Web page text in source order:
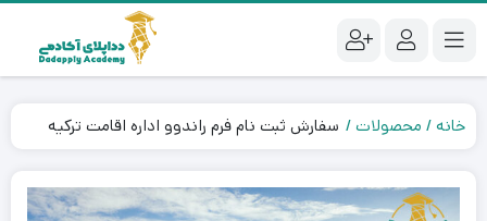
خانه محصولات سفارش ثبت نام فرم راندوو اداره اقامت ترکیه